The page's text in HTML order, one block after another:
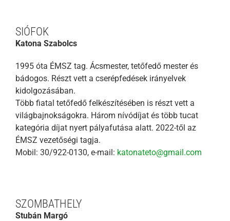
SIÓFOK
Katona Szabolcs
1995 óta ÉMSZ tag. Ácsmester, tetőfedő mester és
bádogos. Részt vett a cserépfedések irányelvek
kidolgozásában.
Több fiatal tetőfedő felkészítésében is részt vett a
világbajnokságokra. Három nívódíjat és több tucat
kategória díjat nyert pályafutása alatt. 2022-től az
ÉMSZ vezetőségi tagja.
Mobil: 30/922-0130, e-mail: katonateto@gmail.com
SZOMBATHELY
Stubán Margó